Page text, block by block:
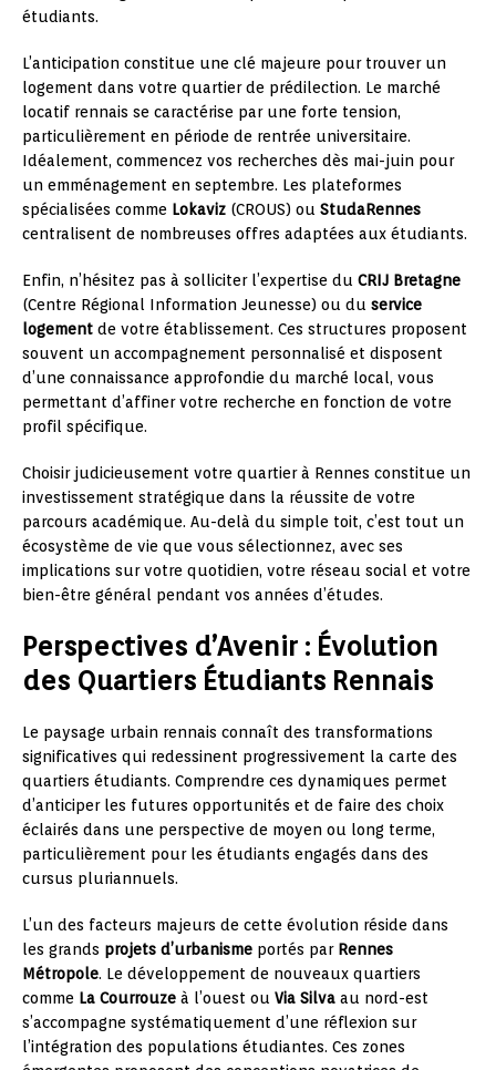
étudiants.
L’anticipation constitue une clé majeure pour trouver un
logement dans votre quartier de prédilection. Le marché
locatif rennais se caractérise par une forte tension,
particulièrement en période de rentrée universitaire.
Idéalement, commencez vos recherches dès mai-juin pour
un emménagement en septembre. Les plateformes
spécialisées comme Lokaviz (CROUS) ou StudaRennes
centralisent de nombreuses offres adaptées aux étudiants.
Enfin, n’hésitez pas à solliciter l’expertise du CRIJ Bretagne
(Centre Régional Information Jeunesse) ou du service
logement de votre établissement. Ces structures proposent
souvent un accompagnement personnalisé et disposent
d’une connaissance approfondie du marché local, vous
permettant d’affiner votre recherche en fonction de votre
profil spécifique.
Choisir judicieusement votre quartier à Rennes constitue un
investissement stratégique dans la réussite de votre
parcours académique. Au-delà du simple toit, c’est tout un
écosystème de vie que vous sélectionnez, avec ses
implications sur votre quotidien, votre réseau social et votre
bien-être général pendant vos années d’études.
Perspectives d’Avenir : Évolution
des Quartiers Étudiants Rennais
Le paysage urbain rennais connaît des transformations
significatives qui redessinent progressivement la carte des
quartiers étudiants. Comprendre ces dynamiques permet
d’anticiper les futures opportunités et de faire des choix
éclairés dans une perspective de moyen ou long terme,
particulièrement pour les étudiants engagés dans des
cursus pluriannuels.
L’un des facteurs majeurs de cette évolution réside dans
les grands projets d’urbanisme portés par Rennes
Métropole. Le développement de nouveaux quartiers
comme La Courrouze à l’ouest ou Via Silva au nord-est
s’accompagne systématiquement d’une réflexion sur
l’intégration des populations étudiantes. Ces zones